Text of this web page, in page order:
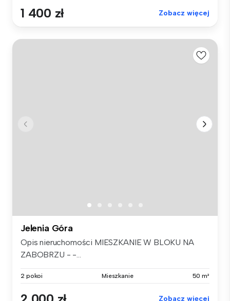
1 400 zł Zobacz więcej
Jelenia Góra
Opis nieruchomości MIESZKANIE W BLOKU NA
ZABOBRZU - -...
2 pokoi Mieszkanie 50 m²
Zobacz więcej